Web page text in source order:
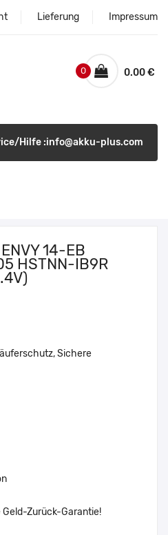
Lieferung Impressum
0.00 €
0
Hilfe :info@akku-plus.com
14-EB
HSTNN-IB9R
Sichere
Zurück-Garantie!